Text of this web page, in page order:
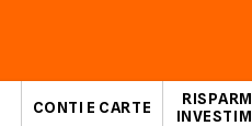
CONTI E CARTE